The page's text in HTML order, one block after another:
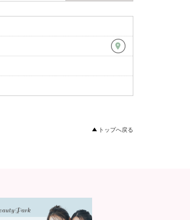
トップへ戻る